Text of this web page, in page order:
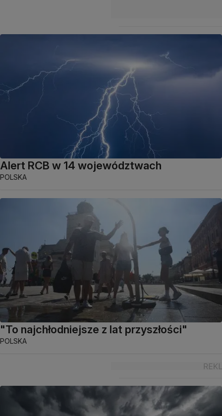
Alert RCB w 14 województwach
POLSKA
"To najchłodniejsze z lat przyszłości"
POLSKA